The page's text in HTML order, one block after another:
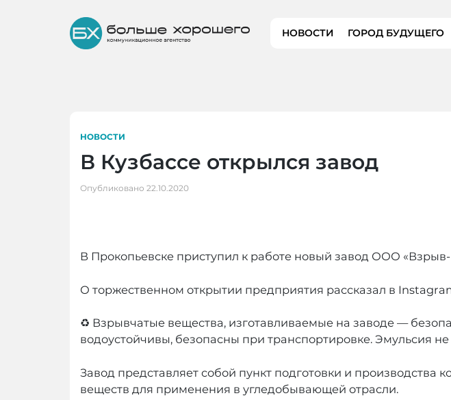
НОВОСТИ ГОРОД БУДУЩЕГО
НОВОСТИ
В Кузбассе открылся завод
Опубликовано 22.10.2020
В Прокопьевске приступил к работе новый завод ООО «Взрыв-
О торжественном открытии предприятия рассказал в
♻️ Взрывчатые вещества, изготавливаемые на заводе —
водоустойчивы, безопасны при транспортировке. Эмульсия
Завод представляет собой пункт подготовки и
веществ для применения в угледобывающей отрасли.